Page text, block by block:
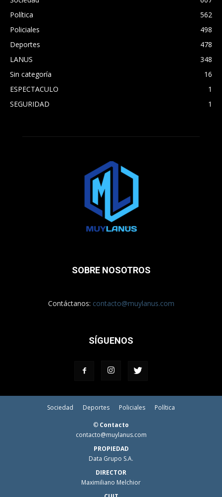
Política
562
Policiales
498
Deportes
478
LANUS
348
Sin categoría
16
ESPECTACULO
1
SEGURIDAD
1
SOBRE NOSOTROS
Contáctanos: contacto@muylanus.com
SÍGUENOS
Sociedad Deportes Policiales Política
© Contacto
contacto@muylanus.com
PROPIEDAD
Data Grupo S.A.
DIRECTOR
Maximiliano Melchior